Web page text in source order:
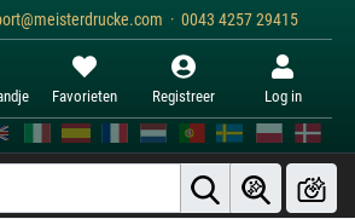
· 0043 4257 29415
Favorieten Registreer Log in